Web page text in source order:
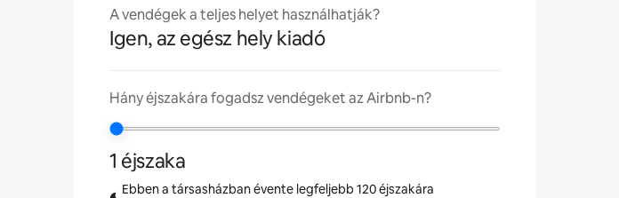
A vendégek a teljes helyet használhatják?
Igen, az egész hely kiadó
Hány éjszakára fogadsz vendégeket az Airbnb-n?
1 éjszaka
Ebben a társasházban évente legfeljebb 120 éjszakára